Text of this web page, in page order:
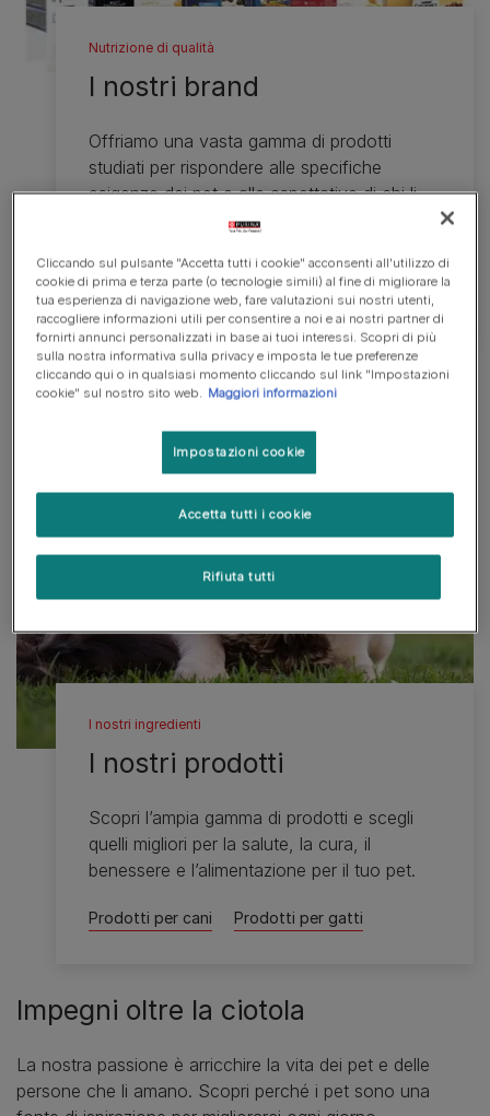
Nutrizione di qualità
I nostri brand
Offriamo una vasta gamma di prodotti
studiati per rispondere alle specifiche
esigenze dei pet e alle aspettative di chi li
ama, garantendo una nutrizione completa e
Vedi tutti i brand
I nostri ingredienti
I nostri prodotti
Scopri l’ampia gamma di prodotti e scegli
quelli migliori per la salute, la cura, il
benessere e l’alimentazione per il tuo pet.
Prodotti per cani Prodotti per gatti
Impegni oltre la ciotola
La nostra passione è arricchire la vita dei pet e delle
persone che li amano. Scopri perché i pet sono una
Cliccando sul pulsante "Accetta tutti i cookie" acconsenti all'utilizzo di
cookie di prima e terza parte (o tecnologie simili) al fine di migliorare la
tua esperienza di navigazione web, fare valutazioni sui nostri utenti,
raccogliere informazioni utili per consentire a noi e ai nostri partner di
fornirti annunci personalizzati in base ai tuoi interessi. Scopri di più
sulla nostra informativa sulla privacy e imposta le tue preferenze
cliccando qui o in qualsiasi momento cliccando sul link "Impostazioni
cookie" sul nostro sito web. Maggiori informazioni
Impostazioni cookie
Rifiuta tutti
Accetta tutti i cookie